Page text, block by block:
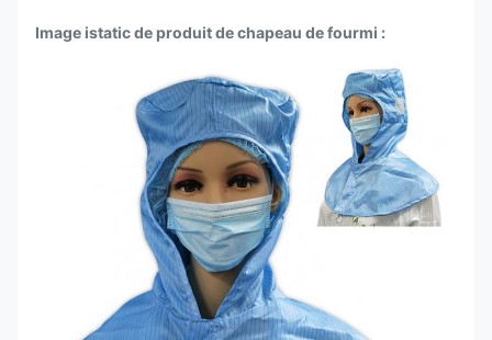
Image istatic de produit de chapeau de fourmi :